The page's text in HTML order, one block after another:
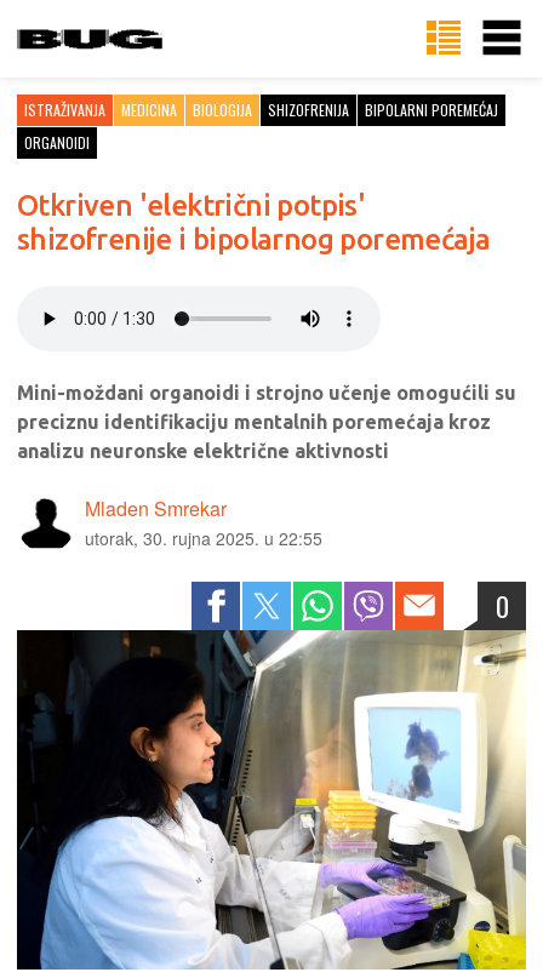
ISTRAŽIVANJA MEDICINA BIOLOGIJA SHIZOFRENIJA
BIPOLARNI POREMEĆAJ
ORGANOIDI
Otkriven 'električni potpis'
shizofrenije i bipolarnog poremećaja
Mini-moždani organoidi i strojno učenje omogućili su
preciznu identifikaciju mentalnih poremećaja kroz
analizu neuronske električne aktivnosti
Mladen Smrekar
utorak, 30. rujna 2025. u 22:55
0